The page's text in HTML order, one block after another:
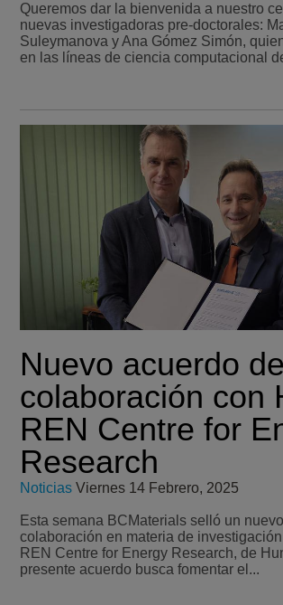
Queremos dar la bienvenida a nuestro
nuevas investigadoras pre-doctorales:
Suleymanova y Ana Gómez Simón,
en las líneas de ciencia computacional
Nuevo acuerdo de
colaboración con
REN Centre for
Research
Noticias Viernes 14 Febrero, 2025
Esta semana BCMaterials selló un
colaboración en materia de
REN Centre for Energy Research, de
presente acuerdo busca fomentar el...